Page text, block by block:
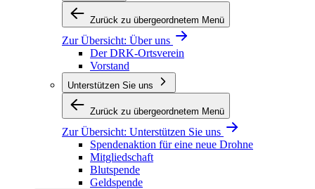
Zurück zu übergeordnetem Menü
Zur Übersicht: Über uns
Der DRK-Ortsverein
Vorstand
Unterstützen Sie uns
Zurück zu übergeordnetem Menü
Zur Übersicht: Unterstützen Sie uns
Spendenaktion für eine neue Drohne
Mitgliedschaft
Blutspende
Geldspende